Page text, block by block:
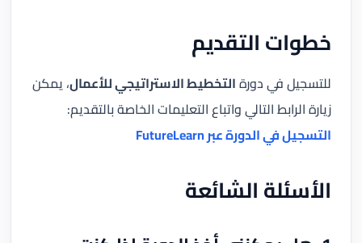
خطوات التقديم
للتسجيل في دورةالتخطيط الاستراتيجي للأعمال، يمكن
زيارة الرابط التالي واتباع التعليمات الخاصة بالتقديم:
التسجيل في الدورة عبر FutureLearn
الأسئلة الشائعة